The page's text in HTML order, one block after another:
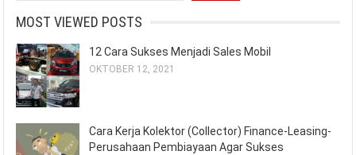
MOST VIEWED POSTS
12 Cara Sukses Menjadi Sales Mobil
OKTOBER 12, 2021
Cara Kerja Kolektor (Collector) Finance-Leasing-
Perusahaan Pembiayaan Agar Sukses